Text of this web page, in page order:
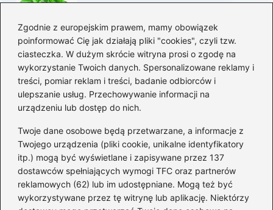
Zgodnie z europejskim prawem, mamy obowiązek
poinformować Cię jak działają pliki "cookies", czyli tzw.
ciasteczka. W dużym skrócie witryna prosi o zgodę na
wykorzystanie Twoich danych. Spersonalizowane reklamy i
treści, pomiar reklam i treści, badanie odbiorców i
ulepszanie usług. Przechowywanie informacji na
urządzeniu lub dostęp do nich.
Twoje dane osobowe będą przetwarzane, a informacje z
Twojego urządzenia (pliki cookie, unikalne identyfikatory
itp.) mogą być wyświetlane i zapisywane przez 137
dostawców spełniających wymogi TFC oraz partnerów
reklamowych (62) lub im udostępniane. Mogą też być
wykorzystywane przez tę witrynę lub aplikację. Niektórzy
Korzyści sałaty w diecie
mam karmiących piersią
Jaką biblia dla dzieci
wybrać, aby wzbudzić ich
zainteresowanie?
Kategorie
Ciąża(130)
Dziecko(267)
Kobieta(132)